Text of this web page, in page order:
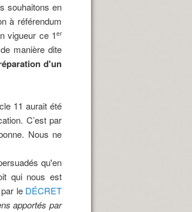
souhaitons en
à référendum
vigueur ce 1er
manière dite
d'un
11 aurait été
C’est par
Nous ne
qu'en
qui nous est
le DÉCRET
apportés par